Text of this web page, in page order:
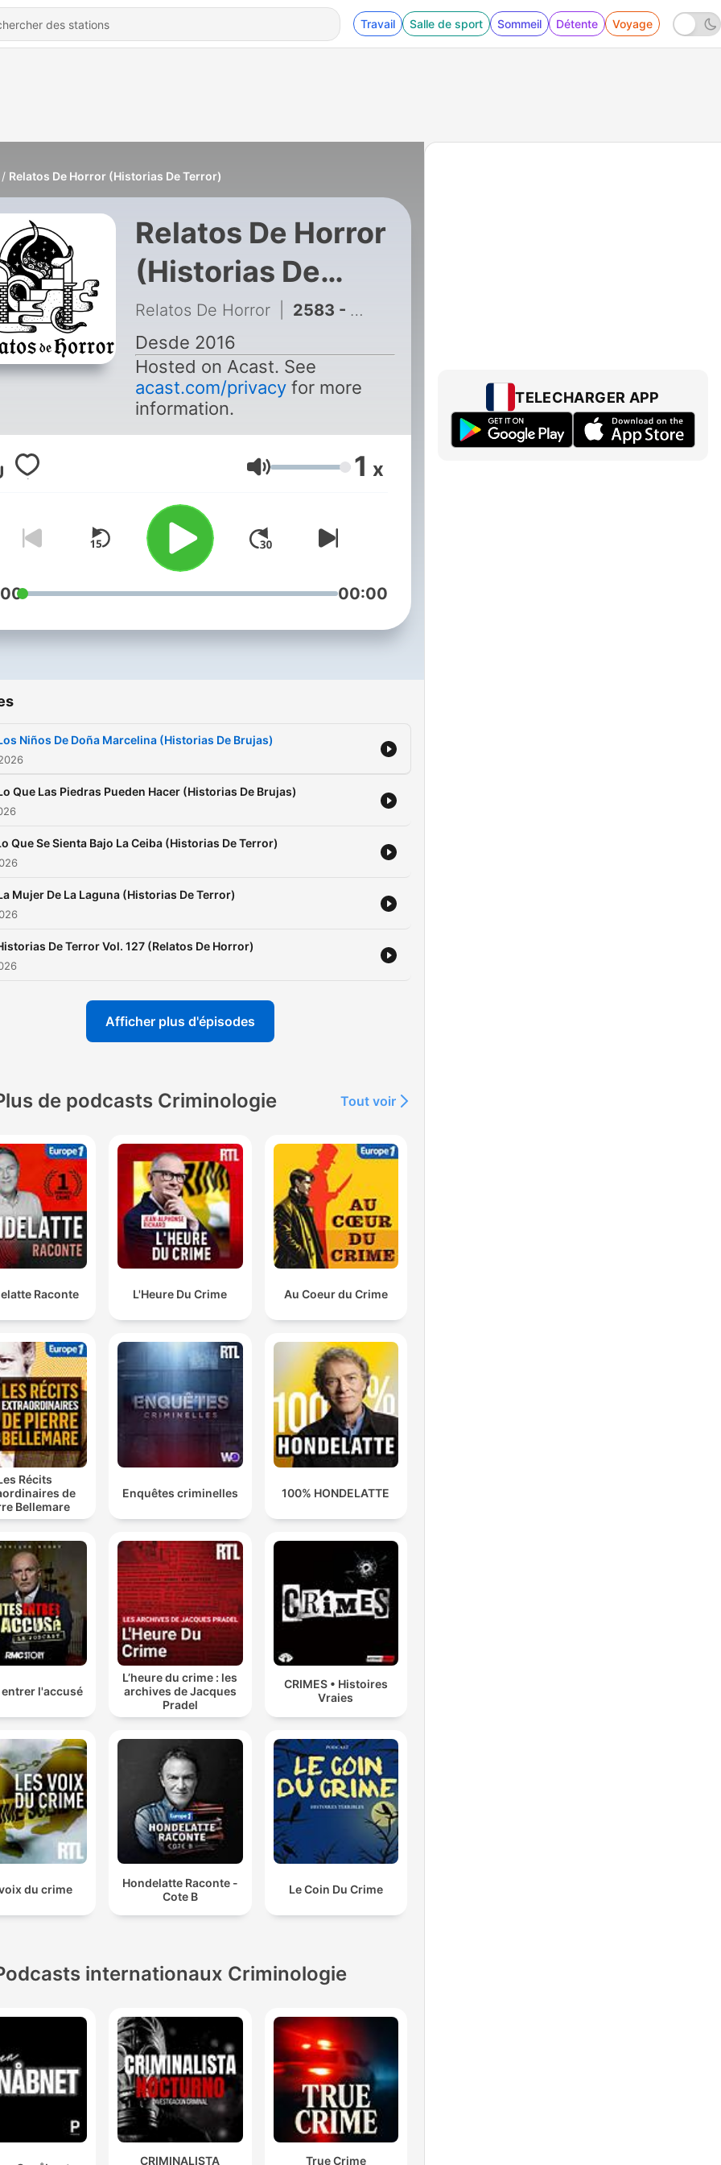
Travail Salle de sport Sommeil Détente Voyage
Relatos De Horror (Historias De Terror)
Relatos De Horror
(Historias De
Terror)
Relatos De Horror 2583 - Los Niños De Doña Marcelina (Historias De Brujas)
Desde 2016
Hosted on Acast. See
acast.com/privacyfor more
information.
Volume 1 x
00:00
Niños De Doña Marcelina (Historias De Brujas)
Que Las Piedras Pueden Hacer (Historias De Brujas)
Que Se Sienta Bajo La Ceiba (Historias De Terror)
Mujer De La Laguna (Historias De Terror)
De Terror Vol. 127 (Relatos De Horror)
Afficher plus d'épisodes
de podcasts Criminologie Tout voir
Raconte L'Heure Du Crime Au Coeur du Crime
Récits
de
Bellemare
Enquêtes criminelles 100% HONDELATTE
entrer l'accusé
L’heure du crime : les
archives de Jacques
Pradel
CRIMES • Histoires
Vraies
du crime
Hondelatte Raconte -
Cote B
Le Coin Du Crime
internationaux Criminologie
CRIMINALISTA True Crime
TELECHARGER APP